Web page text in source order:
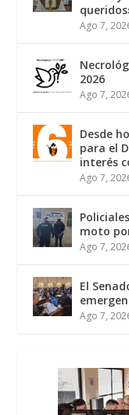
Ago 7,
2026
Ago 7,
Desde
para el
interés
Ago 7,
moto
Ago 7,
El
Ago 7,